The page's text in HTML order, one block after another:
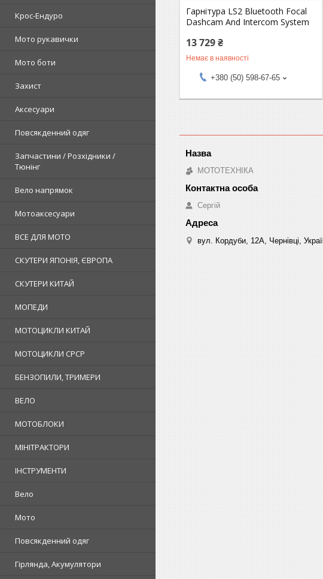
Крос-Ендуро
Мото рукавички
Мото боти
Захист
Аксесуари
Повсякденний одяг
Запчастини / Розхідники /
Тюнінг
Вело напрямок
Мотоаксесуари
ВСЕ ДЛЯ МОТО
СКУТЕРИ ЯПОНІЯ, ЄВРОПА
СКУТЕРИ КИТАЙ
МОПЕДИ
МОТОЦИКЛИ КИТАЙ
МОТОЦИКЛИ СРСР
БЕНЗОПИЛИ, ТРИМЕРИ
ВЕЛО
МОТОБЛОКИ
МІНІТРАКТОРИ
ІНСТРУМЕНТИ
Вело
Мото
Повсякденний одяг
Гірлянда, Акумулятори
Гарнітура LS2 Bluetooth Focal
Dashcam And Intercom System
13 729 ₴
Немає в наявності
+380 (50) 598-67-65
МОТОТЕХНІКА
Сергій
вул. Кордуби, 12А, Чернівці,